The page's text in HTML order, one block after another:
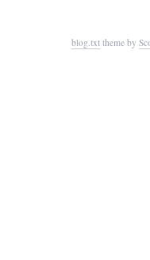
blog.txttheme by